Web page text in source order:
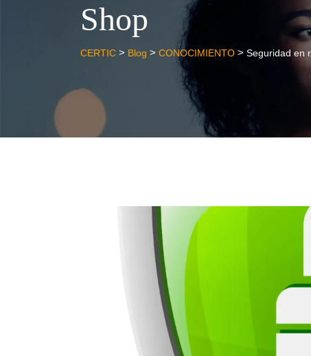
Shop
CERTIC > Blog > CONOCIMIENTO > Seguridad en